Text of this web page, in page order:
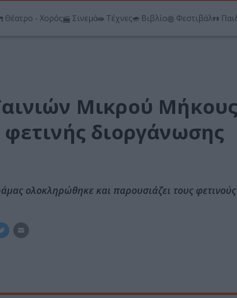
Θέατρο - Χορός Σινεμά Τέχνες Βιβλίο Φεστιβάλ
Μικρού Μήκους
διοργάνωσης
ολοκληρώθηκε και παρουσιάζει τους φετινούς